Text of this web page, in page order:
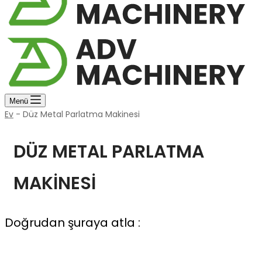
Menü
Ev - Düz Metal Parlatma Makinesi
DÜZ METAL PARLATMA
MAKINESI
Doğrudan şuraya atla :